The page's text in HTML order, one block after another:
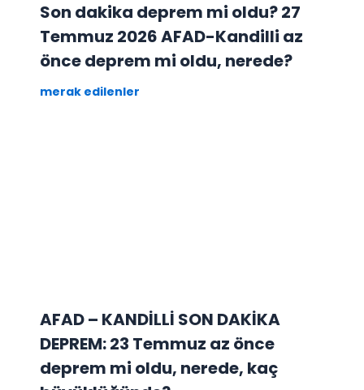
Son dakika deprem mi oldu? 27
Temmuz 2026 AFAD-Kandilli az
önce deprem mi oldu, nerede?
merak edilenler
AFAD – KANDİLLİ SON DAKİKA
DEPREM: 23 Temmuz az önce
deprem mi oldu, nerede, kaç